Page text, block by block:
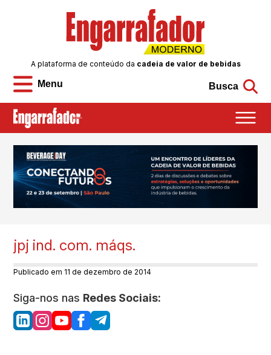
Menu
A plataforma de conteúdo da cadeia de valor de bebidas
Busca
jpj ind. com. máqs.
Publicado em 11 de dezembro de 2014
Siga-nos nas Redes Sociais: